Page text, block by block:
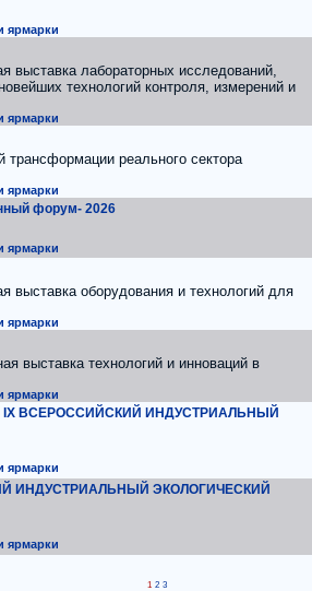
ярмарки
выставка лабораторных исследований,
технологий контроля, измерений и
ярмарки
реального сектора
ярмарки
форум- 2026
ярмарки
выставка оборудования и технологий для
ярмарки
выставка технологий и инноваций в
ярмарки
IX ВСЕРОССИЙСКИЙ ИНДУСТРИАЛЬНЫЙ
ярмарки
ИНДУСТРИАЛЬНЫЙ ЭКОЛОГИЧЕСКИЙ
ярмарки
1 2 3